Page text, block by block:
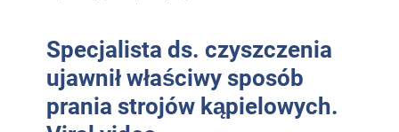
Specjalista ds. czyszczenia
ujawnił właściwy sposób
prania strojów kąpielowych.